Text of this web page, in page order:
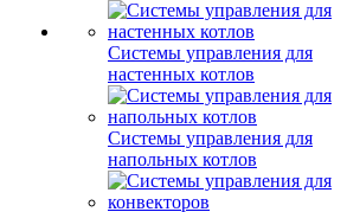
Системы управления для
настенных котлов
Системы управления для
напольных котлов